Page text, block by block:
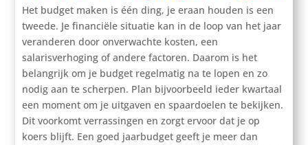
Het budget maken is één ding, je eraan houden is een
tweede. Je financiële situatie kan in de loop van het jaar
veranderen door onverwachte kosten, een
salarisverhoging of andere factoren. Daarom is het
belangrijk om je budget regelmatig na te lopen en zo
nodig aan te scherpen. Plan bijvoorbeeld ieder kwartaal
een moment om je uitgaven en spaardoelen te bekijken.
Dit voorkomt verrassingen en zorgt ervoor dat je op
koers blijft. Een goed jaarbudget geeft je meer dan